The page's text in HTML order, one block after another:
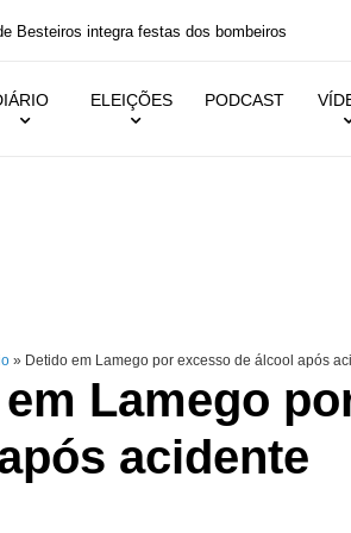
Besteiros integra festas dos bombeiros
ELEIÇÕES PODCAST
» Detido em Lamego por excesso de álcool após
Lamego
acidente